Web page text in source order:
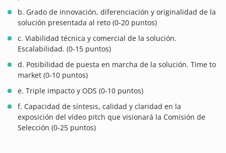
b. Grado de innovación, diferenciación y originalidad de la
solución presentada al reto (0-20 puntos)
c. Viabilidad técnica y comercial de la solución.
Escalabilidad. (0-15 puntos)
d. Posibilidad de puesta en marcha de la solución. Time to
market (0-10 puntos)
e. Triple impacto y ODS (0-10 puntos)
f. Capacidad de síntesis, calidad y claridad en la
exposición del vídeo pitch que visionará la Comisión de
Selección (0-25 puntos)